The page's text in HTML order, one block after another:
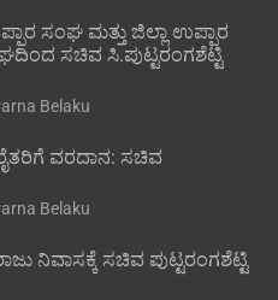
ಸಂಘ ಮತ್ತು ಜಿಲ್ಲಾ ಉಪ್ಪಾರ
ಸಚಿವ ಸಿ.ಪುಟ್ಟರಂಗಶೆಟ್ಟಿ
Belaku
ವರದಾನ: ಸಚಿವ
Belaku
ನಿವಾಸಕ್ಕೆ ಸಚಿವ ಪುಟ್ಟರಂಗಶೆಟ್ಟಿ